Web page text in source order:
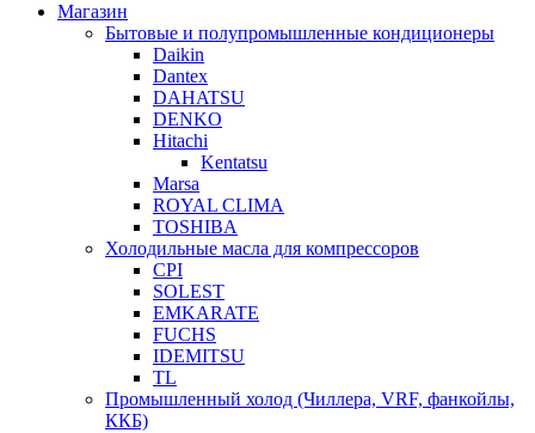
Магазин
Бытовые и полупромышленные кондиционеры
Daikin
Dantex
DAHATSU
DENKO
Hitachi
Kentatsu
Marsa
ROYAL CLIMA
TOSHIBA
Холодильные масла для компрессоров
CPI
SOLEST
EMKARATE
FUCHS
IDEMITSU
TL
Промышленный холод (Чиллера, VRF, фанкойлы,
ККБ)